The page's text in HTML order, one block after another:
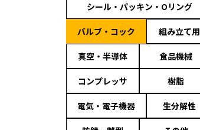
シール・パッキン・Oリング
バルブ・コック 組み立て用
真空・半導体 食品機械
コンプレッサ 樹脂
電気・電子機器 生分解性